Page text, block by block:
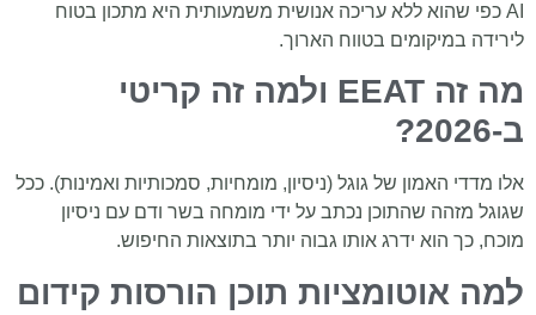
AI כפי שהוא ללא עריכה אנושית משמעותית היא מתכון בטוח
לירידה במיקומים בטווח הארוך.
מה זה EEAT ולמה זה קריטי
ב-2026?
אלו מדדי האמון של גוגל (ניסיון, מומחיות, סמכותיות ואמינות). ככל
שגוגל מזהה שהתוכן נכתב על ידי מומחה בשר ודם עם ניסיון
מוכח, כך הוא ידרג אותו גבוה יותר בתוצאות החיפוש.
למה אוטומציות תוכן הורסות קידום